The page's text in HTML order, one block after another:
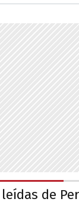
leídas de